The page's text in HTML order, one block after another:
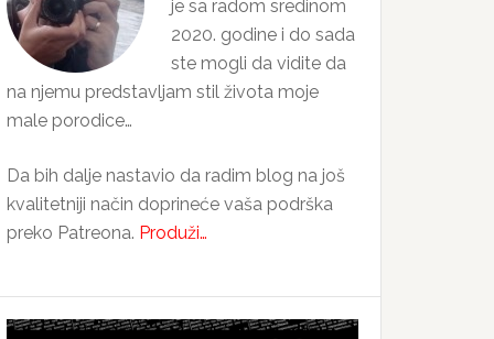
je sa radom sredinom
2020. godine i do sada
ste mogli da vidite da
na njemu predstavljam stil života moje
male porodice…
Da bih dalje nastavio da radim blog na još
kvalitetniji način doprineće vaša podrška
preko Patreona. Produži…